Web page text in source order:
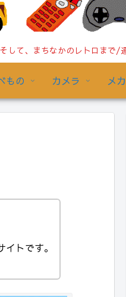
して、まちなかのレトロまで
もの カメラ メ
トです。